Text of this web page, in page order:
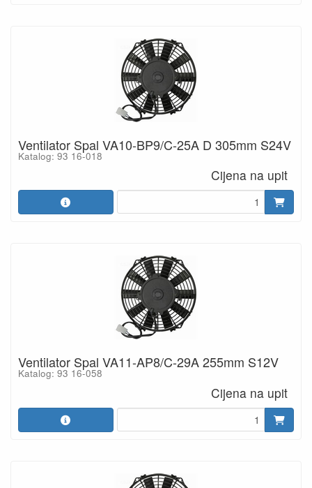
Ventilator Spal VA10-BP9/C-25A D 305mm S24V
Katalog: 93 16-018
Cijena na upit
Ventilator Spal VA11-AP8/C-29A 255mm S12V
Katalog: 93 16-058
Cijena na upit